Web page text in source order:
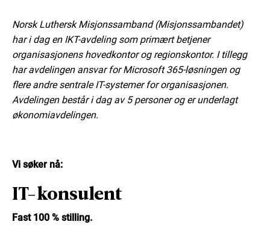
Norsk Luthersk Misjonssamband (Misjonssambandet)
har i dag en IKT-avdeling som primært betjener
organisasjonens hovedkontor og regionskontor. I tillegg
har avdelingen ansvar for Microsoft 365-løsningen og
flere andre sentrale IT-systemer for organisasjonen.
Avdelingen består i dag av 5 personer og er underlagt
økonomiavdelingen.
Vi søker nå:
IT-konsulent
Fast 100 % stilling.